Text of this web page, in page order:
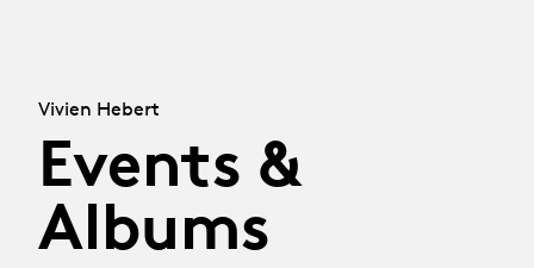
Vivien Hebert
Events &
Albums